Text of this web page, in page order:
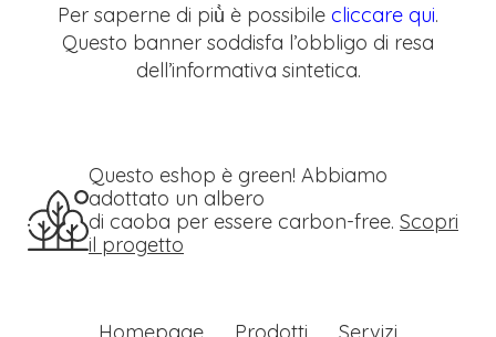
Per saperne di più̀ è possibile cliccare qui.
Questo banner soddisfa l’obbligo di resa
dell’informativa sintetica.
Questo eshop è green! Abbiamo
adottato un albero
di caoba per essere carbon-free. Scopri
il progetto
Homepage Prodotti Servizi